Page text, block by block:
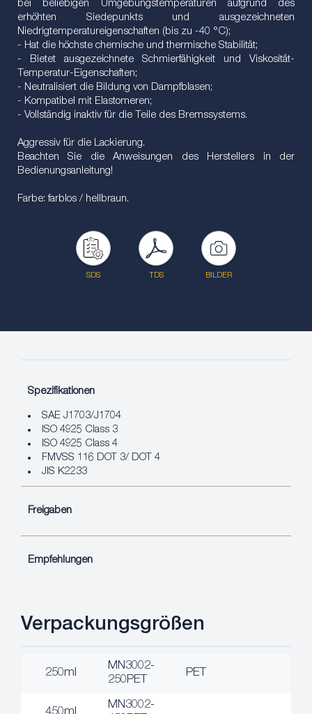
bei beliebigen Umgebungstemperaturen aufgrund des
erhöhten Siedepunkts und ausgezeichneten
Niedrigtemperatureigenschaften (bis zu -40 °C);
- Hat die höchste chemische und thermische Stabilität;
- Bietet ausgezeichnete Schmierfähigkeit und Viskosität-
Temperatur-Eigenschaften;
- Neutralisiert die Bildung von Dampfblasen;
- Kompatibel mit Elastomeren;
- Vollständig inaktiv für die Teile des Bremssystems.
Aggressiv für die Lackierung.
Beachten Sie die Anweisungen des Herstellers in der
Bedienungsanleitung!
Farbe: farblos / hellbraun.
SDS TDS BILDER
Spezifikationen
SAE J1703/J1704
ISO 4925 Class 3
ISO 4925 Class 4
FMVSS 116 DOT 3/ DOT 4
JIS K2233
Freigaben
Empfehlungen
Verpackungsgrößen
250ml
MN3002-
250PET
PET
MN3002-